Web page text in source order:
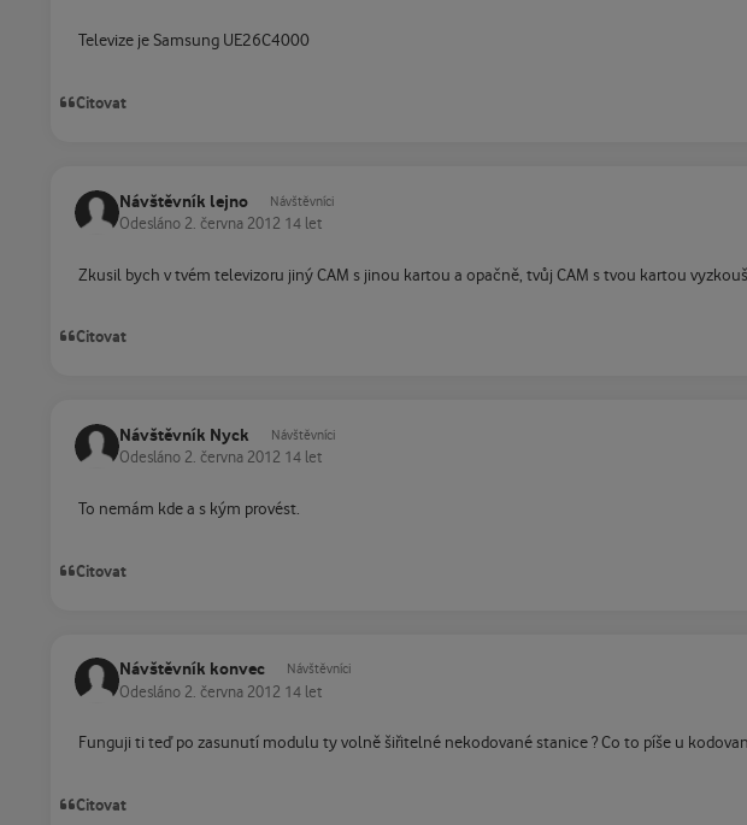
Televize je Samsung UE26C4000
Citovat
Návštěvník lejno Návštěvníci
Odesláno 2. června 2012 14 let
Zkusil bych v tvém televizoru jiný CAM s jinou kartou a opačně, tvůj CAM s tvou kartou
Citovat
Návštěvník Nyck Návštěvníci
Odesláno 2. června 2012 14 let
To nemám kde a s kým provést.
Citovat
Návštěvník konvec Návštěvníci
Odesláno 2. června 2012 14 let
Funguji ti teď po zasunutí modulu ty volně šiřitelné nekodované stanice ? Co to píše u
Citovat